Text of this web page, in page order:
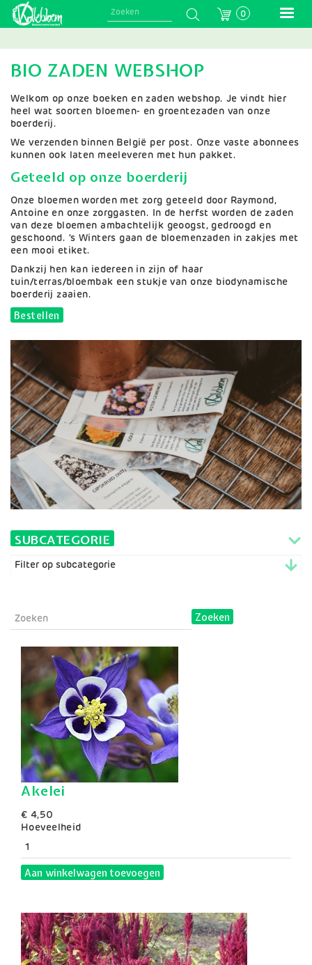
Skip
0
BIO ZADEN WEBSHOP
Welkom op onze boeken en zaden webshop. Je vindt hier
heel wat soorten bloemen- en groentezaden van onze
boerderij.
We verzenden binnen België per post. Onze vaste abonnees
kunnen ook laten meeleveren met hun pakket.
Geteeld op onze boerderij
Onze bloemen worden met zorg geteeld door Raymond,
Antoine en onze zorggasten. In de herfst worden de zaden
van deze bloemen ambachtelijk geoogst, gedroogd en
geschoond. 's Winters gaan de bloemenzaden in zakjes met
een mooi etiket.
Dankzij hen kan iedereen in zijn of haar
tuin/terras/bloembak een stukje van onze biodynamische
boerderij zaaien.
Bestellen
SUBCATEGORIE
Zoeken
Akelei
€ 4,50
Hoeveelheid
Aan winkelwagen toevoegen